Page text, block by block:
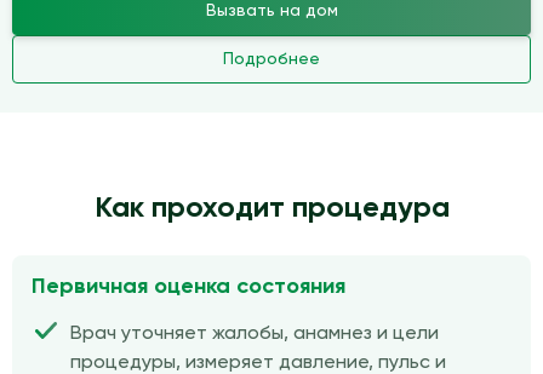
Вызвать на дом
Подробнее
Как проходит процедура
Первичная оценка состояния
Врач уточняет жалобы, анамнез и цели
процедуры, измеряет давление, пульс и